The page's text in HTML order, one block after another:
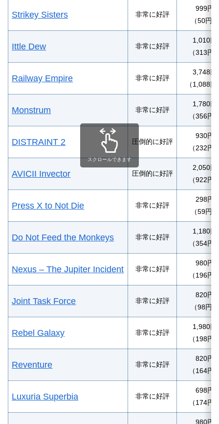
Strikey Sisters 非常に好評
999円
（50円）
Ittle Dew 非常に好評
1,010円
（313円
Railway Empire 非常に好評
3,748円
（1,088円
Monstrum 非常に好評
1,780円
（356円
DISTRAINT 2 圧倒的に好評
930円
（232円
AVICII Invector 圧倒的に好評
2,050円
（922円
Press X to Not Die 非常に好評
298円
（59円）
Do Not Feed the Monkeys 非常に好評
1,180円
（354円
Nexus – The Jupiter Incident 非常に好評
980円
（196円
Joint Task Force 非常に好評
820円
（98円）
Rebel Galaxy 非常に好評
1,980円
（198円
Reventure 非常に好評
820円
（164円
Luxuria Superbia 非常に好評
698円
（174円
980円
スクロールできます